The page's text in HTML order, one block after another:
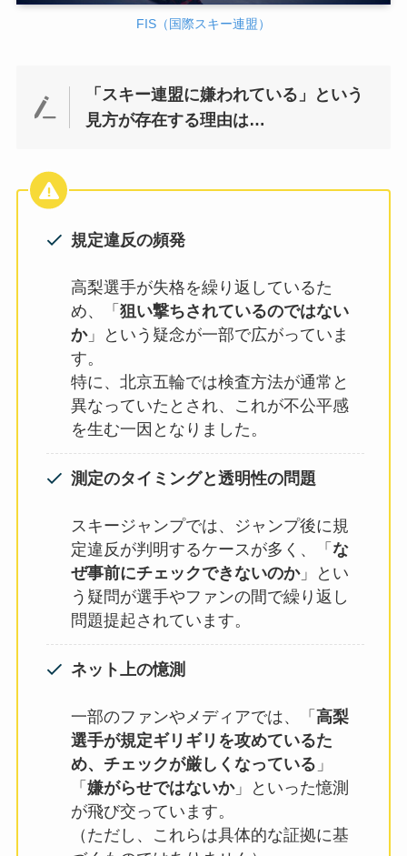
FIS（国際スキー連盟）
「スキー連盟に嫌われている」という
見方が存在する理由は…
規定違反の頻発
高梨選手が失格を繰り返しているた
め、「狙い撃ちされているのではない
か」という疑念が一部で広がっていま
す。
特に、北京五輪では検査方法が通常と
異なっていたとされ、これが不公平感
を生む一因となりました。
測定のタイミングと透明性の問題
スキージャンプでは、ジャンプ後に規
定違反が判明するケースが多く、「な
ぜ事前にチェックできないのか」とい
う疑問が選手やファンの間で繰り返し
問題提起されています。
ネット上の憶測
一部のファンやメディアでは、「高梨
選手が規定ギリギリを攻めているた
め、チェックが厳しくなっている 」
「嫌がらせではないか」といった憶測
が飛び交っています。
（ただし、これらは具体的な証拠に基